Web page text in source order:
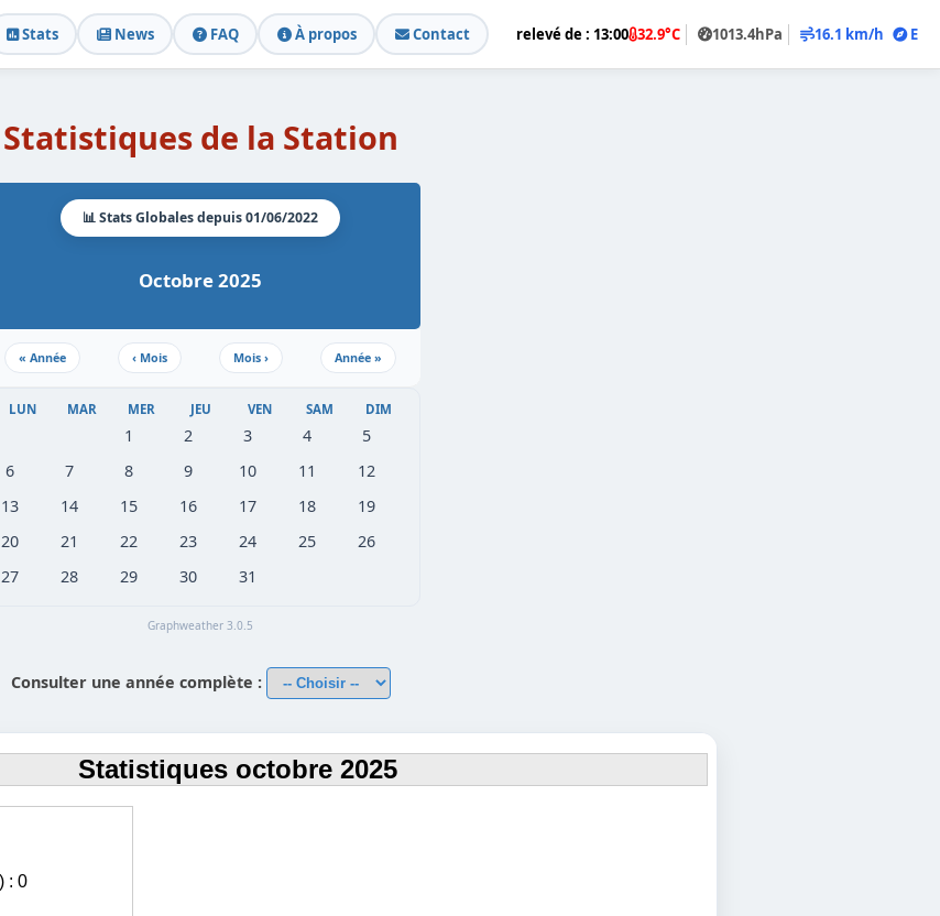
Stats News FAQ À propos Contact relevé de : 13:00 32.9°C 1013.4hPa 16.1 km/h E
Statistiques de la Station
📊 Stats Globales depuis 01/06/2022
Octobre 2025
« Année ‹ Mois Mois › Année »
LUN MAR MER JEU VEN SAM DIM
1 2 3 4
5
6
7 8 9 10 11
12
13
14 15 16 17 18
19
20
21 22 23 24 25
26
27
28 29 30 31
Graphweather 3.0.5
Consulter une année complète :